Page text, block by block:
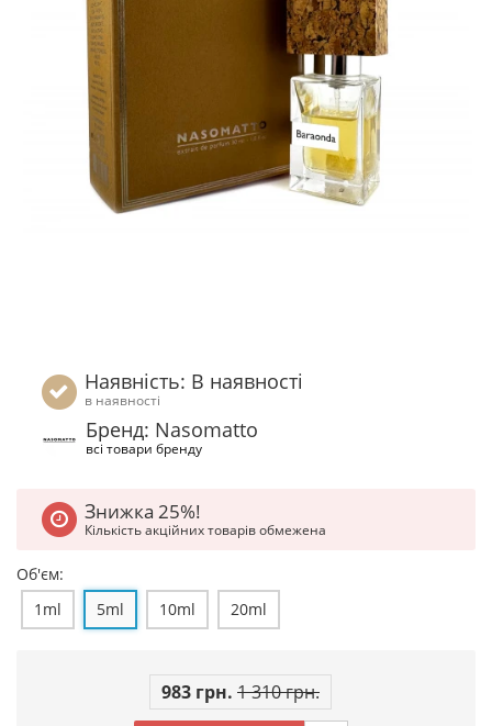
Наявність: В наявності
в наявності
Бренд: Nasomatto
всі товари бренду
Знижка 25%!
Кількість акційних товарів обмежена
Об'єм:
1ml
5ml 10ml 20ml
983 грн. 1 310 грн.